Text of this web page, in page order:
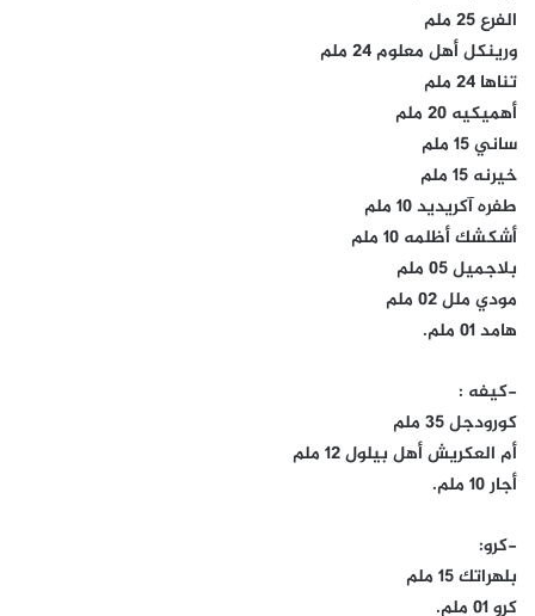
الفرع 25 ملم
ورينكل أهل معلوم 24 ملم
تناها 24 ملم
أهميكيه 20 ملم
ساني 15 ملم
خيرنه 15 ملم
طفره آكريديد 10 ملم
أشكشك أظلمه 10 ملم
بلاجميل 05 ملم
مودي ملل 02 ملم
هامد 01 ملم.
-كيفه :
كورودجل 35 ملم
أم العكريش أهل بيلول 12 ملم
أجار 10 ملم.
-كرو:
بلهراتك 15 ملم
كرو 01 ملم.